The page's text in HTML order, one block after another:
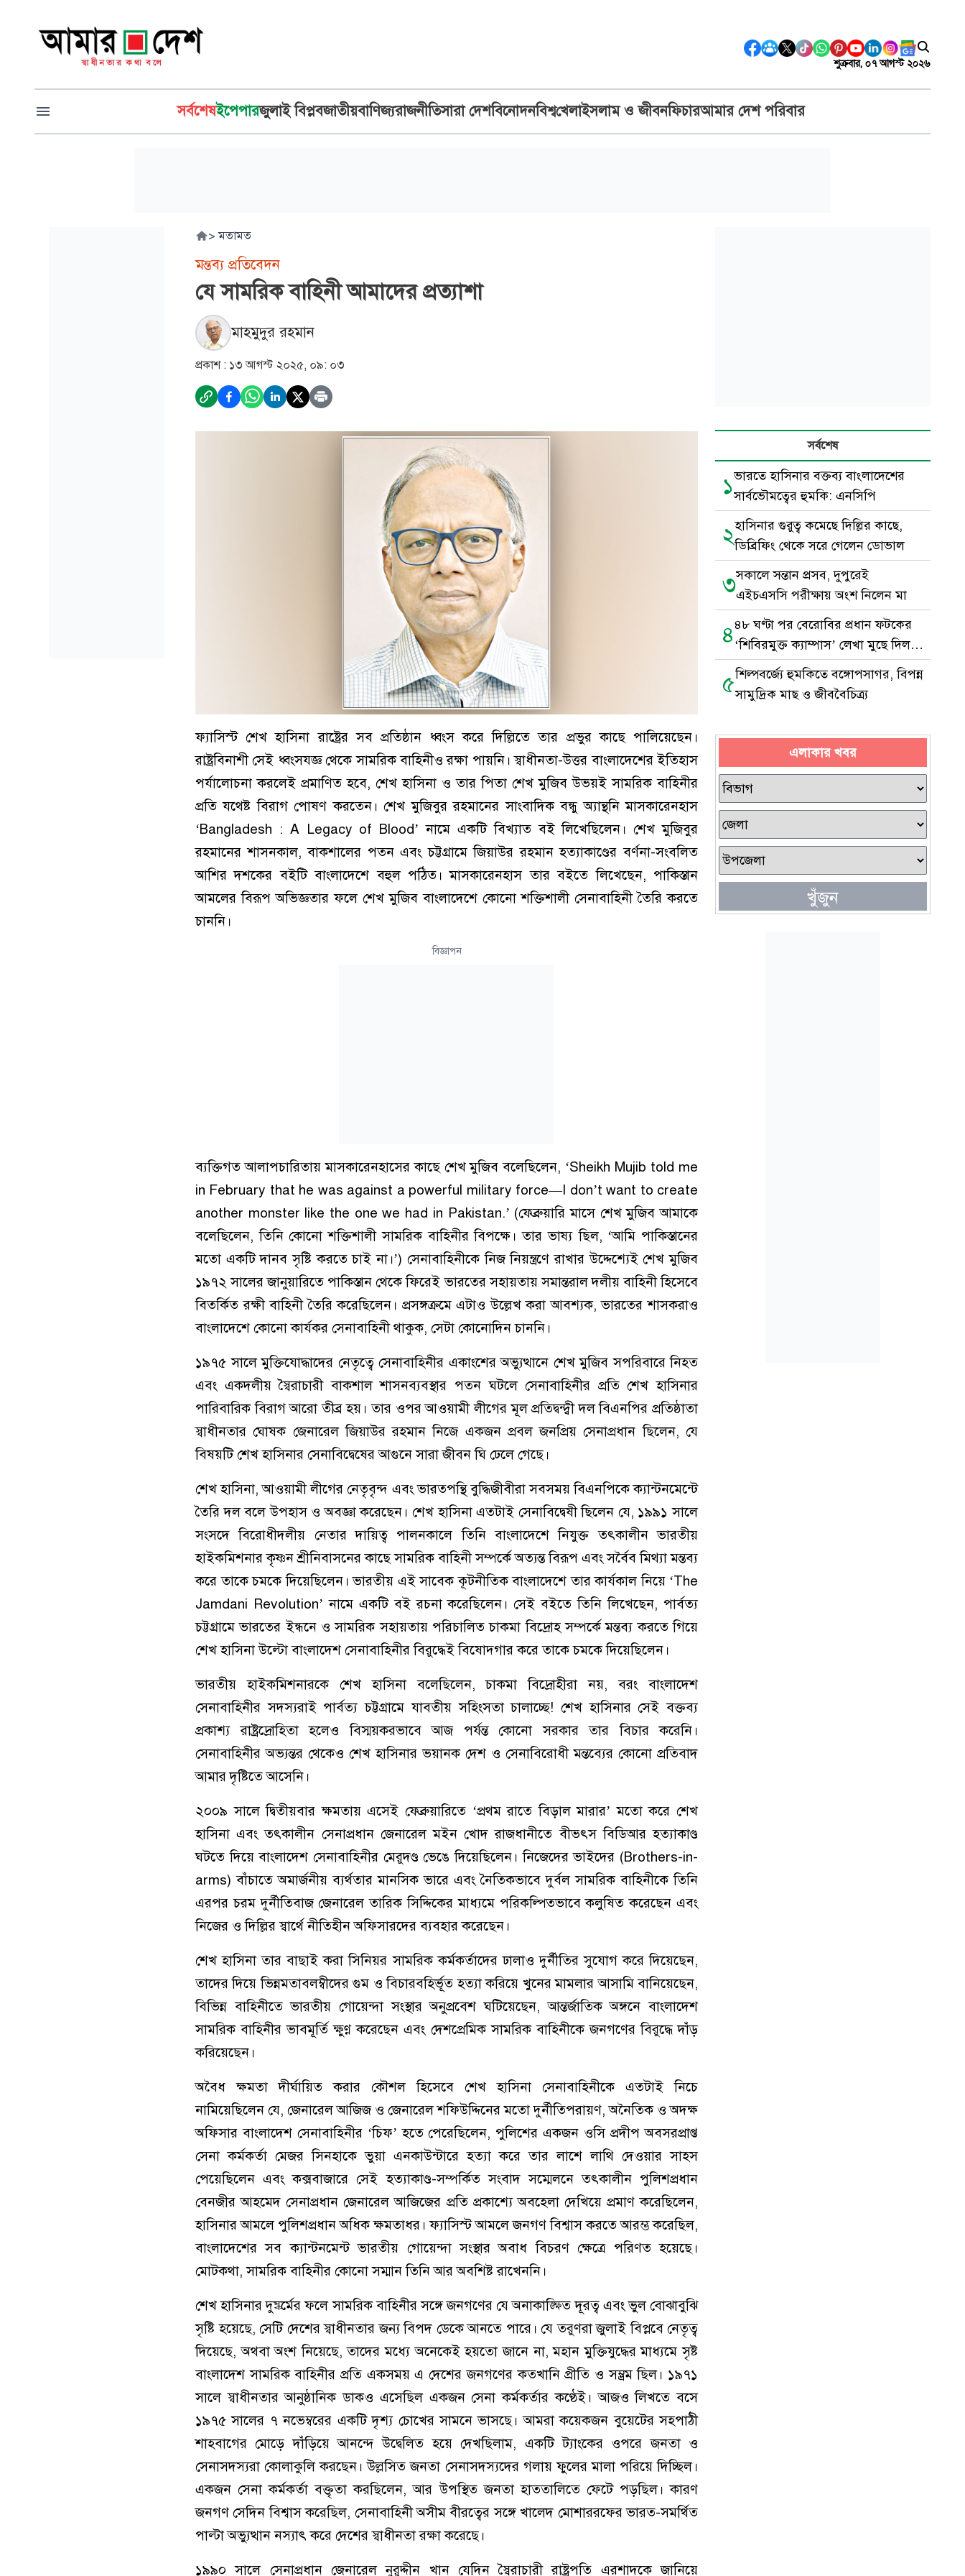
শুক্রবার, ০৭ আগস্ট ২০২৬
সর্বশেষইপেপারজুলাই বিপ্লবজাতীয়বাণিজ্যরাজনীতিসারা দেশবিনোদনবিশ্বখেলাইসলাম ও জীবনফিচারআমার দেশ পরিবার
> মতামত
মন্তব্য প্রতিবেদন
যে সামরিক বাহিনী আমাদের প্রত্যাশা
মাহমুদুর রহমান
প্রকাশ : ১৩ আগস্ট ২০২৫, ০৯: ০৩
ফ্যাসিস্ট শেখ হাসিনা রাষ্ট্রের সব প্রতিষ্ঠান ধ্বংস করে দিল্লিতে তার প্রভুর কাছে পালিয়েছেন।
রাষ্ট্রবিনাশী সেই ধ্বংসযজ্ঞ থেকে সামরিক বাহিনীও রক্ষা পায়নি। স্বাধীনতা-উত্তর বাংলাদেশের ইতিহাস
পর্যালোচনা করলেই প্রমাণিত হবে, শেখ হাসিনা ও তার পিতা শেখ মুজিব উভয়ই সামরিক বাহিনীর
প্রতি যথেষ্ট বিরাগ পোষণ করতেন। শেখ মুজিবুর রহমানের সাংবাদিক বন্ধু অ্যান্থনি মাসকারেনহাস
‘Bangladesh : A Legacy of Blood’ নামে একটি বিখ্যাত বই লিখেছিলেন। শেখ মুজিবুর
রহমানের শাসনকাল, বাকশালের পতন এবং চট্টগ্রামে জিয়াউর রহমান হত্যাকাণ্ডের বর্ণনা-সংবলিত
আশির দশকের বইটি বাংলাদেশে বহুল পঠিত। মাসকারেনহাস তার বইতে লিখেছেন, পাকিস্তান
আমলের বিরূপ অভিজ্ঞতার ফলে শেখ মুজিব বাংলাদেশে কোনো শক্তিশালী সেনাবাহিনী তৈরি করতে
চাননি।
বিজ্ঞাপন
ব্যক্তিগত আলাপচারিতায় মাসকারেনহাসের কাছে শেখ মুজিব বলেছিলেন, ‘Sheikh Mujib told me
in February that he was against a powerful military force—I don’t want to create
another monster like the one we had in Pakistan.’ (ফেব্রুয়ারি মাসে শেখ মুজিব আমাকে
বলেছিলেন, তিনি কোনো শক্তিশালী সামরিক বাহিনীর বিপক্ষে। তার ভাষ্য ছিল, ‘আমি পাকিস্তানের
মতো একটি দানব সৃষ্টি করতে চাই না।’) সেনাবাহিনীকে নিজ নিয়ন্ত্রণে রাখার উদ্দেশ্যেই শেখ মুজিব
১৯৭২ সালের জানুয়ারিতে পাকিস্তান থেকে ফিরেই ভারতের সহায়তায় সমান্তরাল দলীয় বাহিনী হিসেবে
বিতর্কিত রক্ষী বাহিনী তৈরি করেছিলেন। প্রসঙ্গক্রমে এটাও উল্লেখ করা আবশ্যক, ভারতের শাসকরাও
বাংলাদেশে কোনো কার্যকর সেনাবাহিনী থাকুক, সেটা কোনোদিন চাননি।
১৯৭৫ সালে মুক্তিযোদ্ধাদের নেতৃত্বে সেনাবাহিনীর একাংশের অভ্যুত্থানে শেখ মুজিব সপরিবারে নিহত
এবং একদলীয় স্বৈরাচারী বাকশাল শাসনব্যবস্থার পতন ঘটলে সেনাবাহিনীর প্রতি শেখ হাসিনার
পারিবারিক বিরাগ আরো তীব্র হয়। তার ওপর আওয়ামী লীগের মূল প্রতিদ্বন্দ্বী দল বিএনপির প্রতিষ্ঠাতা
স্বাধীনতার ঘোষক জেনারেল জিয়াউর রহমান নিজে একজন প্রবল জনপ্রিয় সেনাপ্রধান ছিলেন, যে
বিষয়টি শেখ হাসিনার সেনাবিদ্বেষের আগুনে সারা জীবন ঘি ঢেলে গেছে।
শেখ হাসিনা, আওয়ামী লীগের নেতৃবৃন্দ এবং ভারতপন্থি বুদ্ধিজীবীরা সবসময় বিএনপিকে ক্যান্টনমেন্টে
তৈরি দল বলে উপহাস ও অবজ্ঞা করেছেন। শেখ হাসিনা এতটাই সেনাবিদ্বেষী ছিলেন যে, ১৯৯১ সালে
সংসদে বিরোধীদলীয় নেতার দায়িত্ব পালনকালে তিনি বাংলাদেশে নিযুক্ত তৎকালীন ভারতীয়
হাইকমিশনার কৃষ্ণন শ্রীনিবাসনের কাছে সামরিক বাহিনী সম্পর্কে অত্যন্ত বিরূপ এবং সর্বৈব মিথ্যা মন্তব্য
করে তাকে চমকে দিয়েছিলেন। ভারতীয় এই সাবেক কূটনীতিক বাংলাদেশে তার কার্যকাল নিয়ে ‘The
Jamdani Revolution’ নামে একটি বই রচনা করেছিলেন। সেই বইতে তিনি লিখেছেন, পার্বত্য
চট্টগ্রামে ভারতের ইন্ধনে ও সামরিক সহায়তায় পরিচালিত চাকমা বিদ্রোহ সম্পর্কে মন্তব্য করতে গিয়ে
শেখ হাসিনা উল্টো বাংলাদেশ সেনাবাহিনীর বিরুদ্ধেই বিষোদ্গার করে তাকে চমকে দিয়েছিলেন।
ভারতীয় হাইকমিশনারকে শেখ হাসিনা বলেছিলেন, চাকমা বিদ্রোহীরা নয়, বরং বাংলাদেশ
সেনাবাহিনীর সদস্যরাই পার্বত্য চট্টগ্রামে যাবতীয় সহিংসতা চালাচ্ছে! শেখ হাসিনার সেই বক্তব্য
প্রকাশ্য রাষ্ট্রদ্রোহিতা হলেও বিস্ময়করভাবে আজ পর্যন্ত কোনো সরকার তার বিচার করেনি।
সেনাবাহিনীর অভ্যন্তর থেকেও শেখ হাসিনার ভয়ানক দেশ ও সেনাবিরোধী মন্তব্যের কোনো প্রতিবাদ
আমার দৃষ্টিতে আসেনি।
২০০৯ সালে দ্বিতীয়বার ক্ষমতায় এসেই ফেব্রুয়ারিতে ‘প্রথম রাতে বিড়াল মারার’ মতো করে শেখ
হাসিনা এবং তৎকালীন সেনাপ্রধান জেনারেল মইন খোদ রাজধানীতে বীভৎস বিডিআর হত্যাকাণ্ড
ঘটতে দিয়ে বাংলাদেশ সেনাবাহিনীর মেরুদণ্ড ভেঙে দিয়েছিলেন। নিজেদের ভাইদের (Brothers-in-
arms) বাঁচাতে অমার্জনীয় ব্যর্থতার মানসিক ভারে এবং নৈতিকভাবে দুর্বল সামরিক বাহিনীকে তিনি
এরপর চরম দুর্নীতিবাজ জেনারেল তারিক সিদ্দিকের মাধ্যমে পরিকল্পিতভাবে কলুষিত করেছেন এবং
নিজের ও দিল্লির স্বার্থে নীতিহীন অফিসারদের ব্যবহার করেছেন।
শেখ হাসিনা তার বাছাই করা সিনিয়র সামরিক কর্মকর্তাদের ঢালাও দুর্নীতির সুযোগ করে দিয়েছেন,
তাদের দিয়ে ভিন্নমতাবলম্বীদের গুম ও বিচারবহির্ভূত হত্যা করিয়ে খুনের মামলার আসামি বানিয়েছেন,
বিভিন্ন বাহিনীতে ভারতীয় গোয়েন্দা সংস্থার অনুপ্রবেশ ঘটিয়েছেন, আন্তর্জাতিক অঙ্গনে বাংলাদেশ
সামরিক বাহিনীর ভাবমূর্তি ক্ষুণ্ণ করেছেন এবং দেশপ্রেমিক সামরিক বাহিনীকে জনগণের বিরুদ্ধে দাঁড়
করিয়েছেন।
অবৈধ ক্ষমতা দীর্ঘায়িত করার কৌশল হিসেবে শেখ হাসিনা সেনাবাহিনীকে এতটাই নিচে
নামিয়েছিলেন যে, জেনারেল আজিজ ও জেনারেল শফিউদ্দিনের মতো দুর্নীতিপরায়ণ, অনৈতিক ও অদক্ষ
অফিসার বাংলাদেশ সেনাবাহিনীর ‘চিফ’ হতে পেরেছিলেন, পুলিশের একজন ওসি প্রদীপ অবসরপ্রাপ্ত
সেনা কর্মকর্তা মেজর সিনহাকে ভুয়া এনকাউন্টারে হত্যা করে তার লাশে লাথি দেওয়ার সাহস
পেয়েছিলেন এবং কক্সবাজারে সেই হত্যাকাণ্ড-সম্পর্কিত সংবাদ সম্মেলনে তৎকালীন পুলিশপ্রধান
বেনজীর আহমেদ সেনাপ্রধান জেনারেল আজিজের প্রতি প্রকাশ্যে অবহেলা দেখিয়ে প্রমাণ করেছিলেন,
হাসিনার আমলে পুলিশপ্রধান অধিক ক্ষমতাধর। ফ্যাসিস্ট আমলে জনগণ বিশ্বাস করতে আরম্ভ করেছিল,
বাংলাদেশের সব ক্যান্টনমেন্ট ভারতীয় গোয়েন্দা সংস্থার অবাধ বিচরণ ক্ষেত্রে পরিণত হয়েছে।
মোটকথা, সামরিক বাহিনীর কোনো সম্মান তিনি আর অবশিষ্ট রাখেননি।
শেখ হাসিনার দুষ্কর্মের ফলে সামরিক বাহিনীর সঙ্গে জনগণের যে অনাকাঙ্ক্ষিত দূরত্ব এবং ভুল বোঝাবুঝি
সৃষ্টি হয়েছে, সেটি দেশের স্বাধীনতার জন্য বিপদ ডেকে আনতে পারে। যে তরুণরা জুলাই বিপ্লবে নেতৃত্ব
দিয়েছে, অথবা অংশ নিয়েছে, তাদের মধ্যে অনেকেই হয়তো জানে না, মহান মুক্তিযুদ্ধের মাধ্যমে সৃষ্ট
বাংলাদেশ সামরিক বাহিনীর প্রতি একসময় এ দেশের জনগণের কতখানি প্রীতি ও সম্ভ্রম ছিল। ১৯৭১
সালে স্বাধীনতার আনুষ্ঠানিক ডাকও এসেছিল একজন সেনা কর্মকর্তার কণ্ঠেই। আজও লিখতে বসে
১৯৭৫ সালের ৭ নভেম্বরের একটি দৃশ্য চোখের সামনে ভাসছে। আমরা কয়েকজন বুয়েটের সহপাঠী
শাহবাগের মোড়ে দাঁড়িয়ে আনন্দে উদ্বেলিত হয়ে দেখছিলাম, একটি ট্যাংকের ওপরে জনতা ও
সেনাসদস্যরা কোলাকুলি করছেন। উল্লসিত জনতা সেনাসদস্যদের গলায় ফুলের মালা পরিয়ে দিচ্ছিল।
একজন সেনা কর্মকর্তা বক্তৃতা করছিলেন, আর উপস্থিত জনতা হাততালিতে ফেটে পড়ছিল। কারণ
জনগণ সেদিন বিশ্বাস করেছিল, সেনাবাহিনী অসীম বীরত্বের সঙ্গে খালেদ মোশাররফের ভারত-সমর্থিত
পাল্টা অভ্যুত্থান নস্যাৎ করে দেশের স্বাধীনতা রক্ষা করেছে।
১৯৯০ সালে সেনাপ্রধান জেনারেল নুরুদ্দীন খান যেদিন স্বৈরাচারী রাষ্ট্রপতি এরশাদকে জানিয়ে
সর্বশেষ
১ভারতে হাসিনার বক্তব্য বাংলাদেশের
সার্বভৌমত্বের হুমকি: এনসিপি
২হাসিনার গুরুত্ব কমেছে দিল্লির কাছে,
ডিব্রিফিং থেকে সরে গেলেন ডোভাল
৩সকালে সন্তান প্রসব, দুপুরেই
এইচএসসি পরীক্ষায় অংশ নিলেন মা
৪৪৮ ঘণ্টা পর বেরোবির প্রধান ফটকের
‘শিবিরমুক্ত ক্যাম্পাস’ লেখা মুছে দিল
ছাত্রদল
৫শিল্পবর্জ্যে হুমকিতে বঙ্গোপসাগর, বিপন্ন
সামুদ্রিক মাছ ও জীববৈচিত্র্য
এলাকার খবর
খুঁজুন